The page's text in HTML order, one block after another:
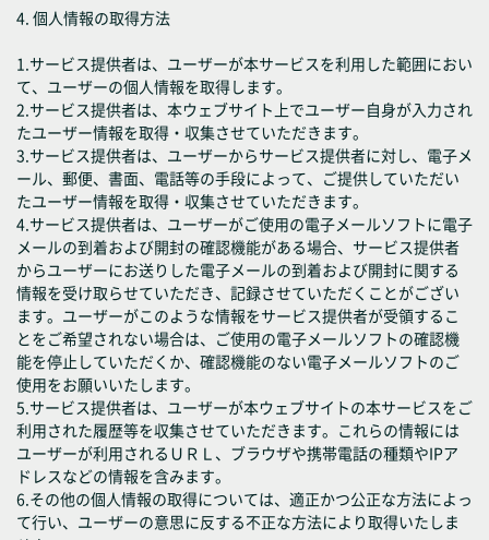
4. 個人情報の取得方法
1.サービス提供者は、ユーザーが本サービスを利用した範囲におい
て、ユーザーの個人情報を取得します。
2.サービス提供者は、本ウェブサイト上でユーザー自身が入力され
たユーザー情報を取得・収集させていただきます。
3.サービス提供者は、ユーザーからサービス提供者に対し、電子メ
ール、郵便、書面、電話等の手段によって、ご提供していただい
たユーザー情報を取得・収集させていただきます。
4.サービス提供者は、ユーザーがご使用の電子メールソフトに電子
メールの到着および開封の確認機能がある場合、サービス提供者
からユーザーにお送りした電子メールの到着および開封に関する
情報を受け取らせていただき、記録させていただくことがござい
ます。ユーザーがこのような情報をサービス提供者が受領するこ
とをご希望されない場合は、ご使用の電子メールソフトの確認機
能を停止していただくか、確認機能のない電子メールソフトのご
使用をお願いいたします。
5.サービス提供者は、ユーザーが本ウェブサイトの本サービスをご
利用された履歴等を収集させていただきます。これらの情報には
ユーザーが利用されるＵＲＬ、ブラウザや携帯電話の種類やIPア
ドレスなどの情報を含みます。
6.その他の個人情報の取得については、適正かつ公正な方法によっ
て行い、ユーザーの意思に反する不正な方法により取得いたしま